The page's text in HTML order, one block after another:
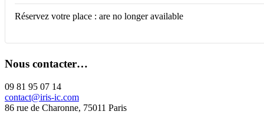
Réservez votre place : are no longer available
Nous contacter…
09 81 95 07 14
contact@iris-ic.com
86 rue de Charonne, 75011 Paris